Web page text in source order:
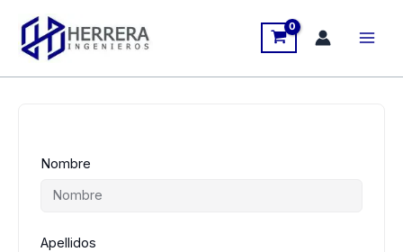
contenido
Nombre
Apellidos